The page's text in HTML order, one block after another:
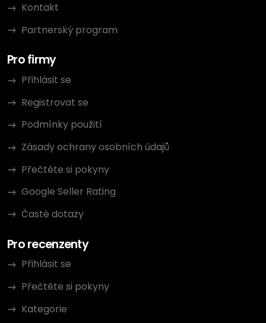
Kontakt
Partnerský program
Pro firmy
Přihlásit se
Registrovat se
Podmínky použití
Zásady ochrany osobních údajů
Přečtěte si pokyny
Google Seller Rating
Časté dotazy
Pro recenzenty
Přihlásit se
Přečtěte si pokyny
Kategorie